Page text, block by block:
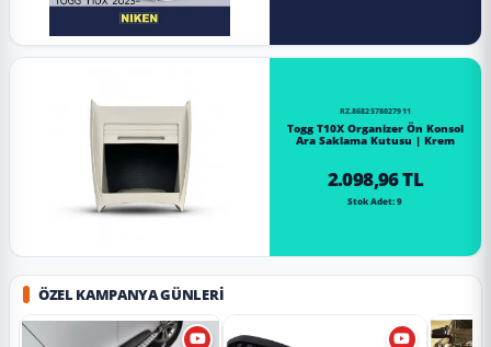
RZ.8682578027911
Togg T10X Organizer Ön Konsol
Ara Saklama Kutusu | Krem
2.098,96 TL
Stok Adet: 9
ÖZEL KAMPANYA GÜNLERI